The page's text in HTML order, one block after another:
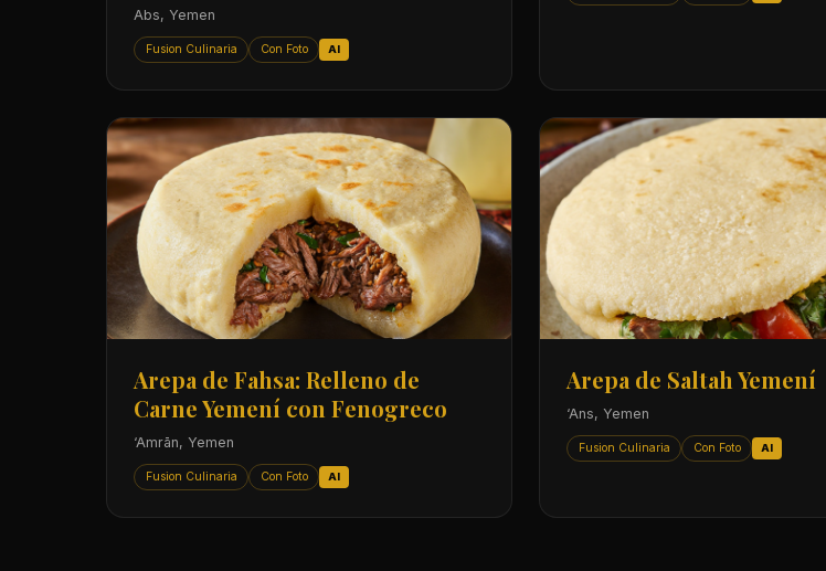
Abs, Yemen
Fusion Culinaria Con Foto AI
Arepa de Fahsa: Relleno de
Carne Yemení con Fenogreco
‘Amrān, Yemen
Fusion Culinaria Con Foto AI
Arepa de Saltah Yemení
‘Ans, Yemen
Fusion Culinaria Con Foto AI